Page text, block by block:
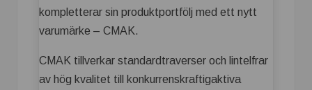
kompletterar sin produktportfölj med ett nytt
varumärke – CMAK.
CMAK tillverkar standardtraverser och lintelfrar
av hög kvalitet till konkurrenskraftigaktiva